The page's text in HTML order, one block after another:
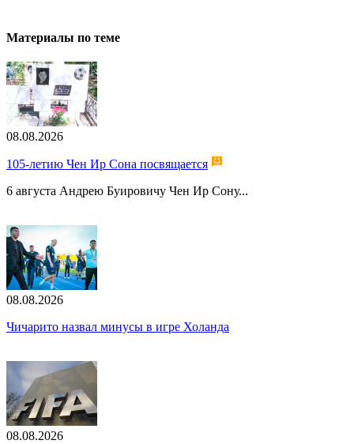
Материалы по теме
08.08.2026
105-летию Чен Ир Сона посвящается
6 августа Андрею Буировичу Чен Ир Сону...
08.08.2026
Чичарито назвал минусы в игре Холанда
08.08.2026